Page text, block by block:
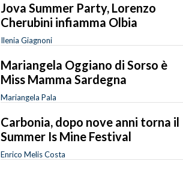
Jova Summer Party, Lorenzo
Cherubini infiamma Olbia
Ilenia Giagnoni
Mariangela Oggiano di Sorso è
Miss Mamma Sardegna
Mariangela Pala
Carbonia, dopo nove anni torna il
Summer Is Mine Festival
Enrico Melis Costa